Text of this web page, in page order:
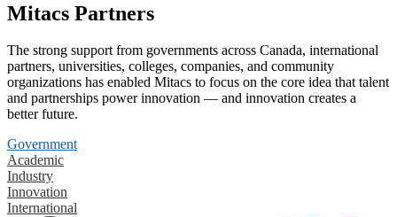
Mitacs Partners
The strong support from governments across Canada, international
partners, universities, colleges, companies, and community
organizations has enabled Mitacs to focus on the core idea that talent
and partnerships power innovation — and innovation creates a
better future.
Government
Academic
Industry
Innovation
International